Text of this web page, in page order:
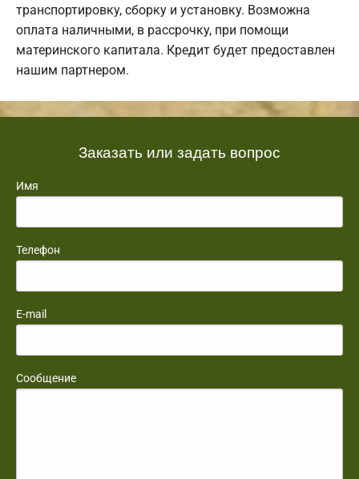
транспортировку, сборку и установку. Возможна
оплата наличными, в рассрочку, при помощи
материнского капитала. Кредит будет предоставлен
нашим партнером.
Заказать или задать вопрос
Имя
Телефон
E-mail
Сообщение